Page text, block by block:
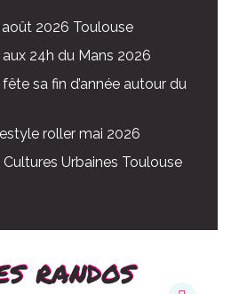
2026 Toulouse
24h du Mans 2026
sa fin d’année autour du
roller mai 2026
Urbaines Toulouse
randos